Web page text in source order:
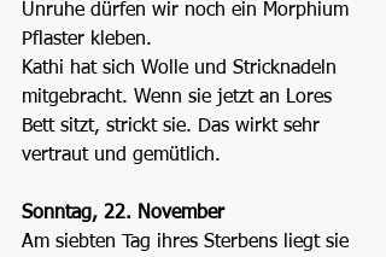
Unruhe dürfen wir noch ein Morphium
Pflaster kleben.
Kathi hat sich Wolle und Stricknadeln
mitgebracht. Wenn sie jetzt an Lores
Bett sitzt, strickt sie. Das wirkt sehr
vertraut und gemütlich.
Sonntag, 22. November
Am siebten Tag ihres Sterbens liegt sie